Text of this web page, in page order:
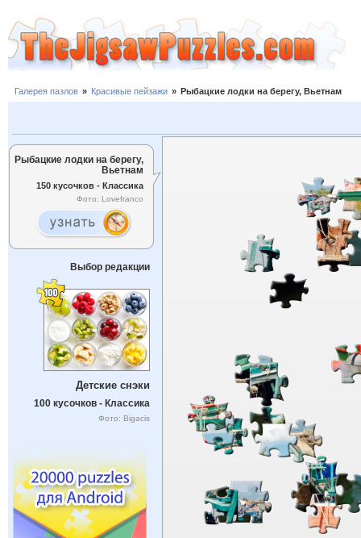
Галерея пазлов » Красивые пейзажи » Рыбацкие лодки на берегу, Вьетнам
Рыбацкие лодки на берегу,
Вьетнам
150 кусочков - Классика
Фото: Lovefranco
Выбор редакции
Детские снэки
100 кусочков - Классика
Фото: Bigacis